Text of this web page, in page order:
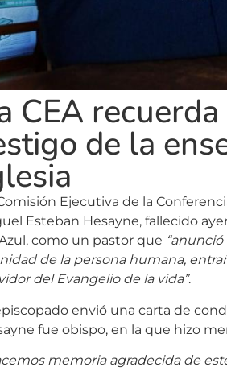
CEA
de la
Ejecutiva de la
Esteban Hesayne, fallecido
como un pastor que
de la persona humana,
del Evangelio de la vida”.
envió una carta de
fue obispo, en la que hizo
memoria agradecida de